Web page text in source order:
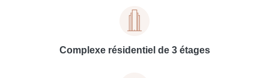
Complexe résidentiel de 3 étages